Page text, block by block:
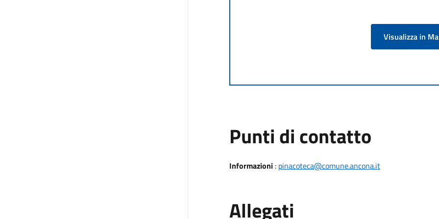
Visualizza in
Punti di contatto
Informazioni: pinacoteca@comune.ancona.it
Allegati